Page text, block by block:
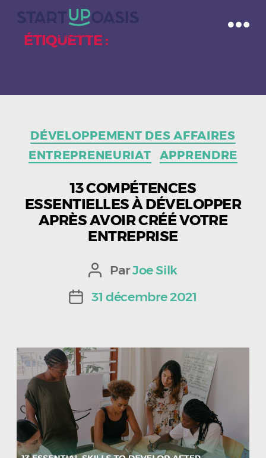
ÉTIQUETTE :
DÉVELOPPEMENT DES AFFAIRES
ENTREPRENEURIAT
APPRENDRE
13 COMPÉTENCES
ESSENTIELLES À DÉVELOPPER
APRÈS AVOIR CRÉÉ VOTRE
ENTREPRISE
Auteur
de
ParJoe Silk
Date31 décembre 2021